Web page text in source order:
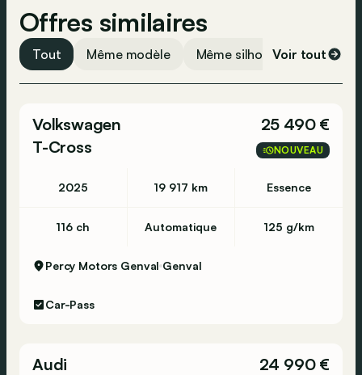
Offres similaires
Tout Même modèle Même silhouette Même
Voir tout
Volkswagen
T-Cross
25 490 €
NOUVEAU
2025 19 917 km Essence
116 ch Automatique 125 g/km
Percy Motors Genval Genval
Car-Pass
Audi
24 990 €